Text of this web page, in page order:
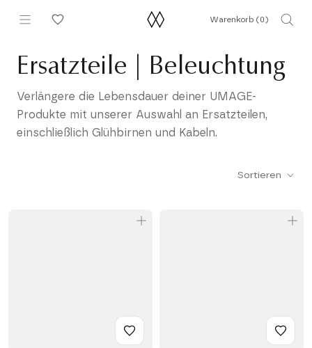
Warenkorb (0)
Ersatzteile | Beleuchtung
Verlängere die Lebensdauer deiner UMAGE-
Produkte mit unserer Auswahl an Ersatzteilen,
einschließlich Glühbirnen und Kabeln.
Sortieren